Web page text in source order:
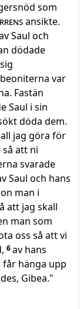
som
ansikte.
Saul och
dödade
var
Fastän
Saul i sin
döda dem.
jag göra för
att ni
svarade
Saul och hans
man i
att jag skall
man som
oss så att vi
6av hans
får hänga upp
Gibea."